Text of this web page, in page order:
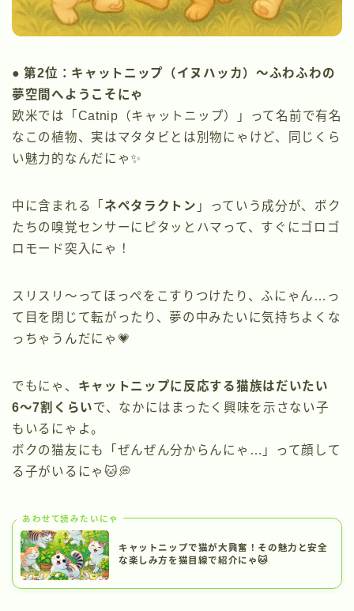
● 第2位：キャットニップ（イヌハッカ）〜ふわふわの
夢空間へようこそにゃ
欧米では「Catnip（キャットニップ）」って名前で有名
なこの植物、実はマタタビとは別物にゃけど、同じくら
い魅力的なんだにゃ✨
中に含まれる「 ネペタラクトン 」っていう成分が、ボク
たちの嗅覚センサーにピタッとハマって、すぐにゴロゴ
ロモード突入にゃ！
スリスリ〜ってほっぺをこすりつけたり、ふにゃん…っ
て目を閉じて転がったり、夢の中みたいに気持ちよくな
っちゃうんだにゃ💗
でもにゃ、 キャットニップに反応する猫族はだいたい
6〜7割くらいで、なかにはまったく興味を示さない子
もいるにゃよ。
ボクの猫友にも「ぜんぜん分からんにゃ…」って顔して
る子がいるにゃ🐱💭
あわせて読みたいにゃ
キャットニップで猫が大興奮！その魅力と安全
な楽しみ方を猫目線で紹介にゃ🐱